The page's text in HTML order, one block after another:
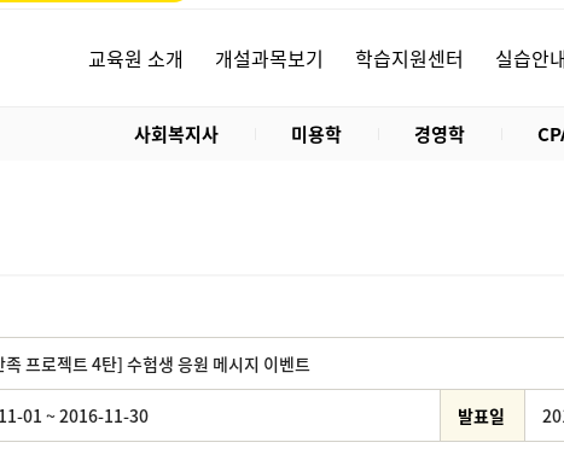
교육원 소개 개설과목보기 학습지원센터 실습안
사회복지사 미용학 경영학
족 프로젝트 4탄] 수험생 응원 메시지 이벤트
01 ~ 2016-11-30 발표일